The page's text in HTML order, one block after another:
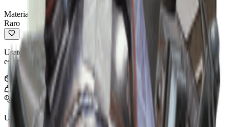
Materiale di Superficie
Raro
Usato per la fabbricazione. Si usa per creare: Branco di lupi, Mina
esplosiva, Chiave del portello del predone, Granata marcatrice
Pila
0.3
kg
500
Ultimo aggiornamento:Mar 22, 2026